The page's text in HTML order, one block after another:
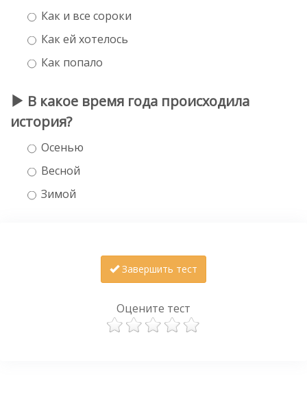
Как и все сороки
Как ей хотелось
Как попало
В какое время года происходила
история?
Осенью
Весной
Зимой
Завершить тест
Оцените тест